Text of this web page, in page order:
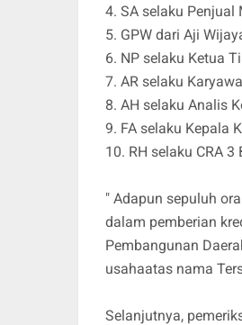
4. SA selaku
5. GPW dari Aji
6. NP selaku Ketua
7. AR selaku
8. AH selaku Analis
9. FA selaku Kepala
10. RH selaku CRA 3
" Adapun sepuluh
dalam pemberian
Pembangunan
usahaatas nama
Selanjutnya,